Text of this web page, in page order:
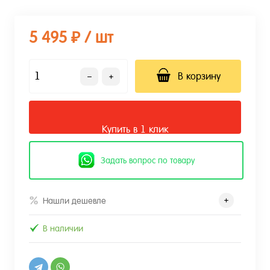
5 495 ₽ / шт
В корзину
Купить в 1 клик
Задать вопрос по товару
Нашли дешевле
В наличии